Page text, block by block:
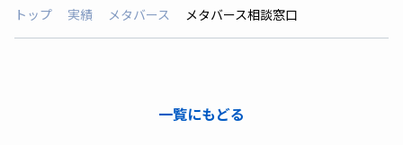
トップ 実績 メタバース メタバース相談窓口
一覧にもどる